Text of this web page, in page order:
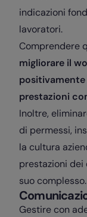
indicazioni
lavoratori.
Comprendere
migliorare il
positivamente
prestazioni
Inoltre,
di permessi,
la cultura
prestazioni dei
suo complesso.
Gestire con